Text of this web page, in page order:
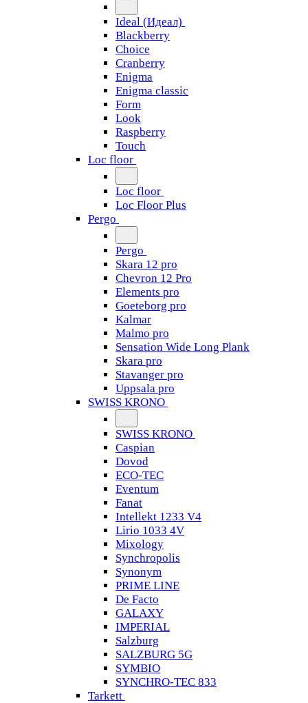
Ideal (Идеал)
Blackberry
Choice
Cranberry
Enigma
Enigma classic
Form
Look
Raspberry
Touch
Loc floor
Loc floor
Loc Floor Plus
Pergo
Pergo
Skara 12 pro
Chevron 12 Pro
Elements pro
Goeteborg pro
Kalmar
Malmo pro
Sensation Wide Long Plank
Skara pro
Stavanger pro
Uppsala pro
SWISS KRONO
SWISS KRONO
Caspian
Dovod
ECO-TEC
Eventum
Fanat
Intellekt 1233 V4
Lirio 1033 4V
Mixology
Synchropolis
Synonym
PRIME LINE
De Facto
GALAXY
IMPERIAL
Salzburg
SALZBURG 5G
SYMBIO
SYNCHRO-TEC 833
Tarkett